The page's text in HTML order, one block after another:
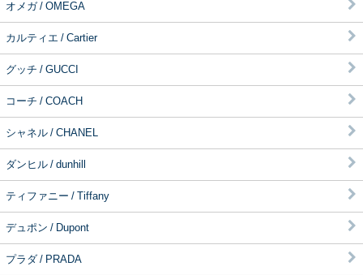
オメガ / OMEGA
カルティエ / Cartier
グッチ / GUCCI
コーチ / COACH
シャネル / CHANEL
ダンヒル / dunhill
ティファニー / Tiffany
デュポン / Dupont
プラダ / PRADA